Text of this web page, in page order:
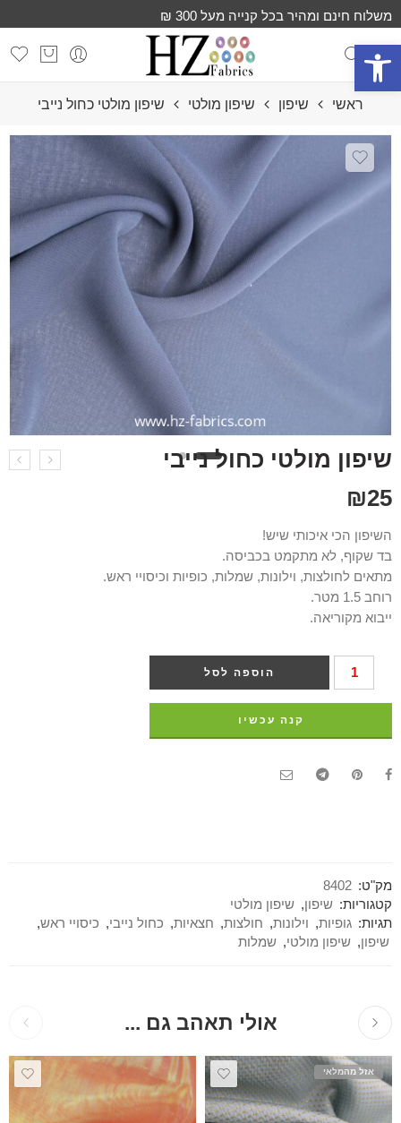
פתח סרגל נגישות
משלוח חינם ומהיר בכל קנייה מעל 300 ₪
ראשי שיפון שיפון מולטי שיפון מולטי כחול נייבי
שיפון מולטי כחול נייבי
₪25
השיפון הכי איכותי שיש!
בד שקוף, לא מתקמט בכביסה.
מתאים לחולצות, וילונות, שמלות, כופיות וכיסויי ראש.
רוחב 1.5 מטר.
ייבוא מקוריאה.
הוספה לסל
קנה עכשיו
מק"ט: 8402
קטגוריות: שיפון, שיפון מולטי
תגיות: גופיות, וילונות, חולצות, חצאיות, כחול נייבי, כיסויי ראש,
שיפון, שיפון מולטי, שמלות
אולי תאהב גם ...
אזל מהמלאי